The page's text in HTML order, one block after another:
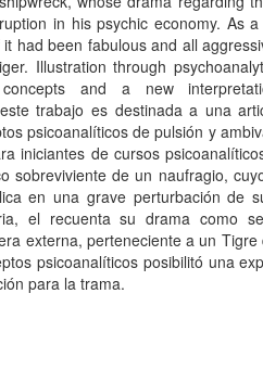
in his psychic economy. As
had been fabulous and all
Illustration through
and a new
trabajo es destinada a una
psicoanalíticos de pulsión y
iniciantes de cursos
sobreviviente de un naufragio,
en una grave perturbación de
el recuenta su drama como
externa, perteneciente a un Tigre
psicoanalíticos posibilitó una
para la trama.